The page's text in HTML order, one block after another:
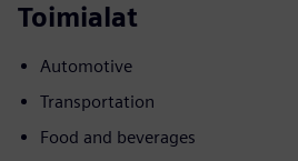
Toimialat
Automotive
Transportation
Food and beverages